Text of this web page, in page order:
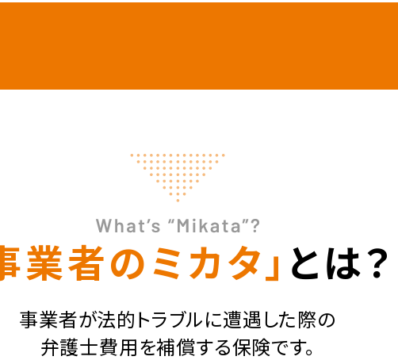
業者のミカタ」 とは？
事業者が法的トラブルに遭遇した際の
弁護士費用を補償する保険です。